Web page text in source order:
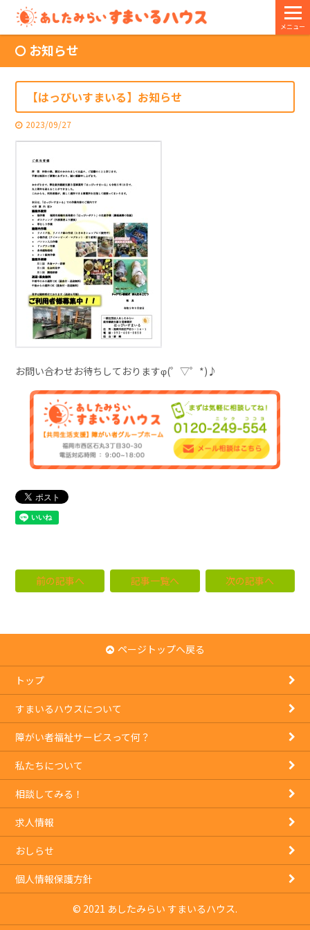
メニュー
お知らせ
【はっぴいすまいる】お知らせ
2023/09/27
お問い合わせお待ちしておりますφ(゜▽゜*)♪
前の記事へ 記事一覧へ 次の記事へ
ページトップへ戻る
トップ
すまいるハウスについて
障がい者福祉サービスって何？
私たちについて
相談してみる！
求人情報
おしらせ
個人情報保護方針
© 2021 あしたみらい すまいるハウス.